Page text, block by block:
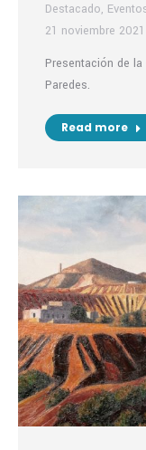
Destacado,
21 noviembre 2021
Presentación de
Paredes.
Read more